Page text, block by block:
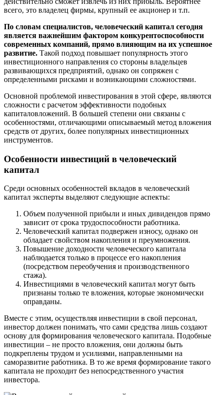
всего, это владелец фирмы, крупный ее акционер и т.п.
По словам специалистов, человеческий капитал сегодня
является важнейшим фактором конкурентоспособности
современных компаний, прямо влияющим на их успешное
развитие. Такой подход повышает популярность этого
инвестиционного направления со стороны владельцев
развивающихся предприятий, однако он сопряжен с
определенными рисками и возникающими сложностями.
Основной проблемой инвестирования в этой сфере, являются
сложности с расчетом эффективности подобных
капиталовложений. В большей степени они связаны с
особенностями, отличающими описываемый метод вложения
средств от других, более популярных инвестиционных
инструментов.
Особенности инвестиций в человеческий
капитал
Среди основных особенностей вкладов в человеческий
капитал эксперты выделяют следующие аспекты:
Объем полученной прибыли и иных дивидендов прямо
зависит от срока трудоспособности работника.
Человеческий капитал подвержен износу, однако он
обладает свойством накопления и преумножения.
Повышение доходности человеческого капитала
наблюдается только в процессе его накопления
(посредством переобучения и производственного
стажа).
Инвестициями в человеческий капитал могут быть
признаны только те вложения, которые экономически
оправданы.
Вместе с этим, осуществляя инвестиции в свой персонал,
инвестор должен понимать, что сами средства лишь создают
основу для формирования человеческого капитала. Подобные
инвестиции – не просто вложения, они должны быть
подкреплены трудом и усилиями, направленными на
саморазвитие работника. В то же время формирование такого
капитала не проходит без непосредственного участия
инвестора.